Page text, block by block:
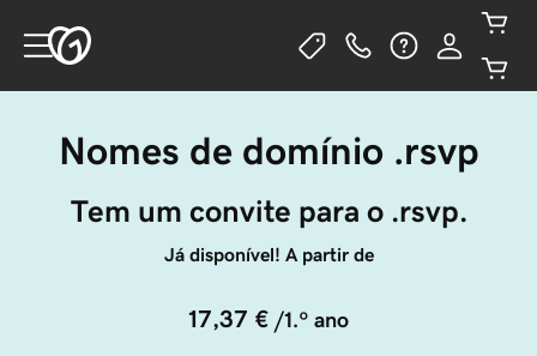
Nomes de domínio .rsvp
Tem um convite para o .rsvp.
Já disponível! A partir de
17,37 € /1.º ano